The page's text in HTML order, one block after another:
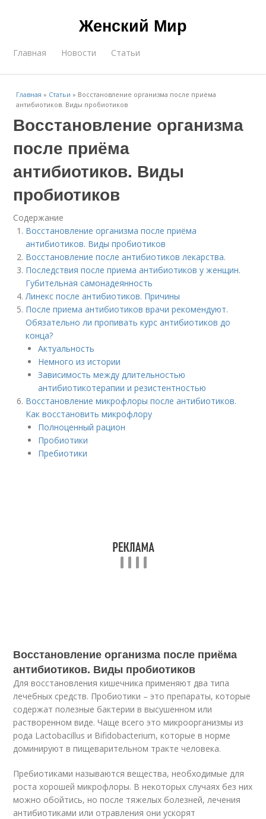
Женский Мир
Главная Новости Статьи
Главная » Статьи » Восстановление организма после приёма
антибиотиков. Виды пробиотиков
Восстановление организма
после приёма
антибиотиков. Виды
пробиотиков
Содержание
Восстановление организма после приёма
антибиотиков. Виды пробиотиков
Восстановление после антибиотиков лекарства.
Последствия после приема антибиотиков у женщин.
Губительная самонадеянность
Линекс после антибиотиков. Причины
После приема антибиотиков врачи рекомендуют.
Обязательно ли пропивать курс антибиотиков до
конца?
Актуальность
Немного из истории
Зависимость между длительностью
антибиотикотерапии и резистентностью
Восстановление микрофлоры после антибиотиков.
Как восстановить микрофлору
Полноценный рацион
Пробиотики
Пребиотики
Восстановление организма после приёма
антибиотиков. Виды пробиотиков
Для восстановления кишечника применяют два типа
лечебных средств. Пробиотики – это препараты, которые
содержат полезные бактерии в высушенном или
растворенном виде. Чаще всего это микроорганизмы из
рода Lactobacillus и Bifidobacterium, которые в норме
доминируют в пищеварительном тракте человека.
Пребиотиками называются вещества, необходимые для
роста хорошей микрофлоры. В некоторых случаях без них
можно обойтись, но после тяжелых болезней, лечения
антибиотиками или отравления они ускорят